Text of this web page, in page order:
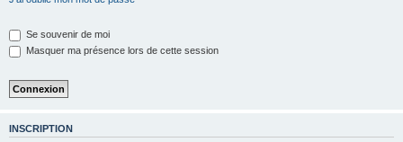
Se souvenir de moi
Masquer ma présence lors de cette session
INSCRIPTION